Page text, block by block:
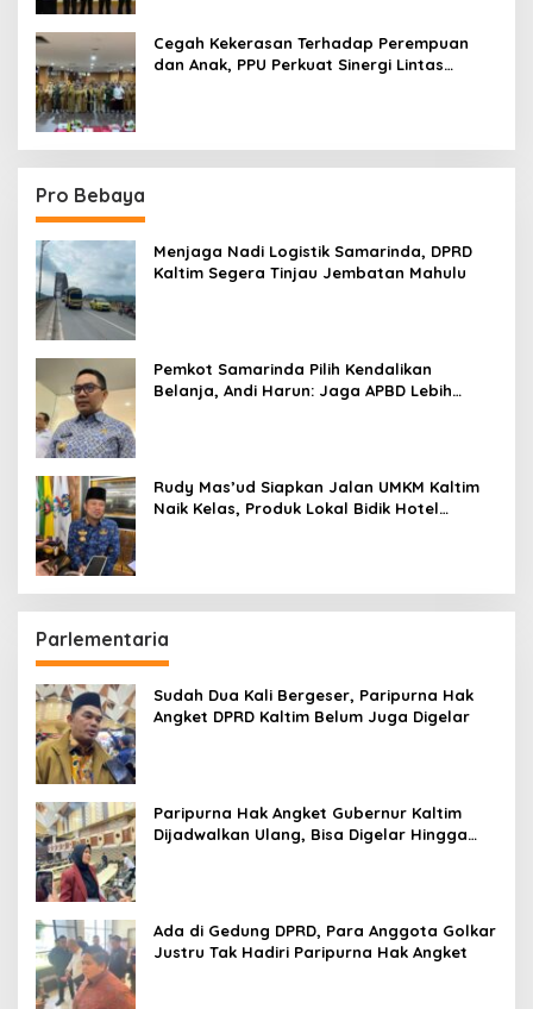
Cegah Kekerasan Terhadap Perempuan
dan Anak, PPU Perkuat Sinergi Lintas
Pro Bebaya
Menjaga Nadi Logistik Samarinda, DPRD
Kaltim Segera Tinjau Jembatan Mahulu
Pemkot Samarinda Pilih Kendalikan
Belanja, Andi Harun: Jaga APBD Lebih
Rudy Mas’ud Siapkan Jalan UMKM Kaltim
Naik Kelas, Produk Lokal Bidik Hotel
Parlementaria
Sudah Dua Kali Bergeser, Paripurna Hak
Angket DPRD Kaltim Belum Juga Digelar
Paripurna Hak Angket Gubernur Kaltim
Dijadwalkan Ulang, Bisa Digelar Hingga
Ada di Gedung DPRD, Para Anggota Golkar
Justru Tak Hadiri Paripurna Hak Angket